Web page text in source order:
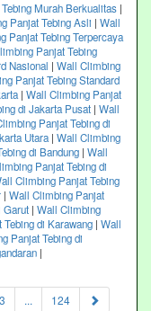
Murah Berkualitas |
Panjat Tebing Asli | Wall
Panjat Tebing Terpercaya
Panjat Tebing
Nasional | Wall Climbing
Panjat Tebing Standard
| Wall Climbing Panjat
di Jakarta Pusat | Wall
Panjat Tebing di
Utara | Wall Climbing
di Bandung | Wall
Panjat Tebing di
Climbing Panjat Tebing
| Wall Climbing Panjat
Garut | Wall Climbing
di Karawang | Wall
Panjat Tebing di
|
3 ... 124